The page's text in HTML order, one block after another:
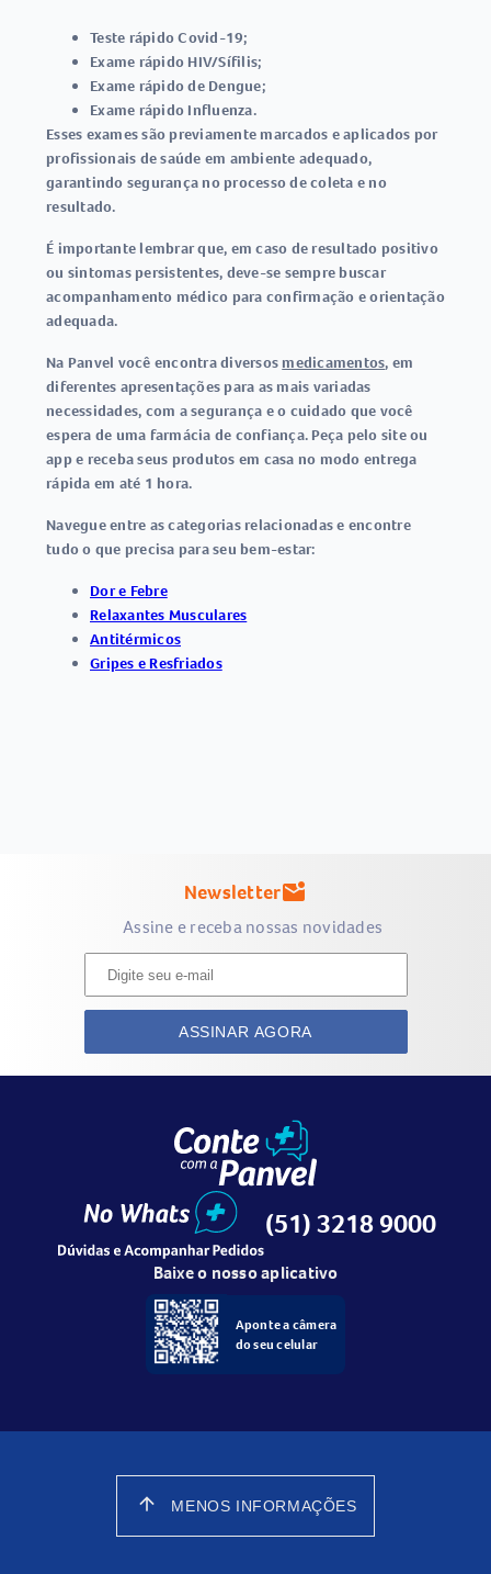
Teste rápido Covid-19;
Exame rápido HIV/Sífilis;
Exame rápido de Dengue;
Exame rápido Influenza.
Esses exames são previamente marcados e aplicados por
profissionais de saúde em ambiente adequado,
garantindo segurança no processo de coleta e no
resultado.
É importante lembrar que, em caso de resultado positivo
ou sintomas persistentes, deve-se sempre buscar
acompanhamento médico para confirmação e orientação
adequada.
Na Panvel você encontra diversos medicamentos, em
diferentes apresentações para as mais variadas
necessidades, com a segurança e o cuidado que você
espera de uma farmácia de confiança. Peça pelo site ou
app e receba seus produtos em casa no modo entrega
rápida em até 1 hora.
Navegue entre as categorias relacionadas e encontre
tudo o que precisa para seu bem-estar:
Dor e Febre
Relaxantes Musculares
Antitérmicos
Gripes e Resfriados
Newslettermark_email_unread
Assine e receba nossas novidades
ASSINAR AGORA
(51) 3218 9000
Baixe o nosso aplicativo
Aponte a câmera
do seu celular
arrow_upward MENOS INFORMAÇÕES